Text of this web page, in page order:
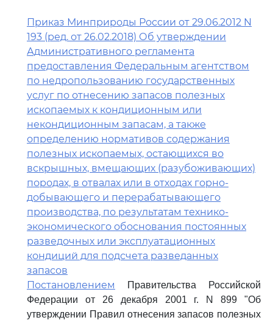
Приказ Минприроды России от 29.06.2012 N
193 (ред. от 26.02.2018) Об утверждении
Административного регламента
предоставления Федеральным агентством
по недропользованию государственных
услуг по отнесению запасов полезных
ископаемых к кондиционным или
некондиционным запасам, а также
определению нормативов содержания
полезных ископаемых, остающихся во
вскрышных, вмещающих (разубоживающих)
породах, в отвалах или в отходах горно-
добывающего и перерабатывающего
производства, по результатам технико-
экономического обоснования постоянных
разведочных или эксплуатационных
кондиций для подсчета разведанных
запасов
Постановлением
Правительства Российской
Федерации от 26 декабря 2001 г. N 899 "Об
утверждении Правил отнесения запасов полезных